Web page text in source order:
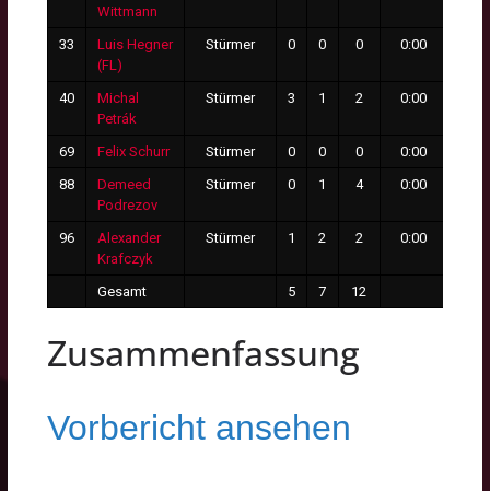
Wittmann
33
Luis Hegner
(FL)
Stürmer 0 0 0 0:00
40
Michal
Petrák
Stürmer 3 1 2 0:00
69 Felix Schurr Stürmer 0 0 0 0:00
88
Demeed
Podrezov
Stürmer 0 1 4 0:00
96
Alexander
Krafczyk
Stürmer 1 2 2 0:00
Gesamt 5 7 12
Zusammenfassung
Vorbericht ansehen